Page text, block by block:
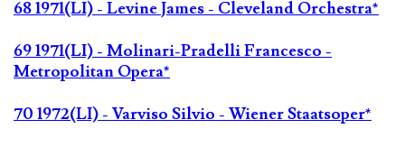
68 1971(LI) - Levine James - Cleveland Orchestra*
69 1971(LI) - Molinari-Pradelli Francesco -
Metropolitan Opera*
70 1972(LI) - Varviso Silvio - Wiener Staatsoper*